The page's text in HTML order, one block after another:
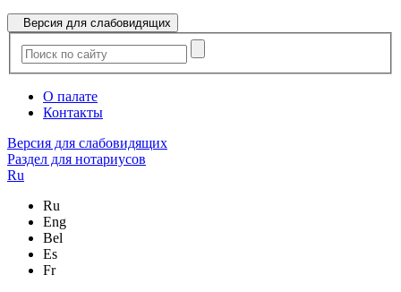
Версия для слабовидящих
О палате
Контакты
Версия для слабовидящих
Раздел для нотариусов
Ru
Ru
Eng
Bel
Es
Fr